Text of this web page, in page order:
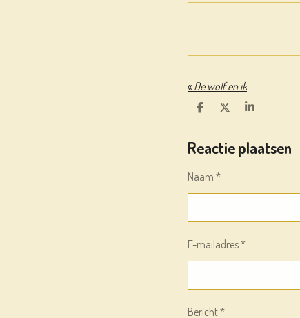
« De wolf en ik
D
E
N
D
L
S
R
E
Reactie plaatsen
Naam *
E-mailadres *
Bericht *